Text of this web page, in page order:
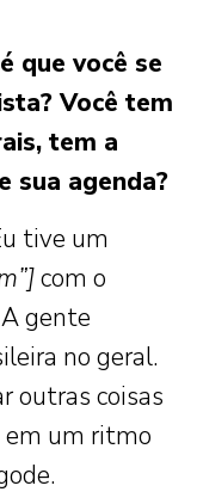
que você se
Você tem
tem a
sua agenda?
tive um
com o
gente
no geral.
outras coisas
em um ritmo